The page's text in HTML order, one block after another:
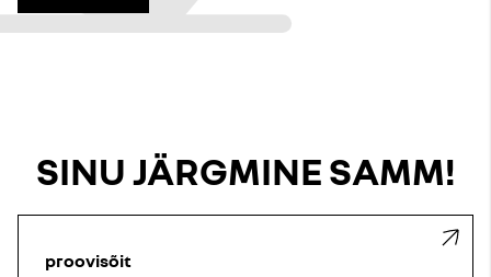
SINU JÄRGMINE SAMM!
proovisõit